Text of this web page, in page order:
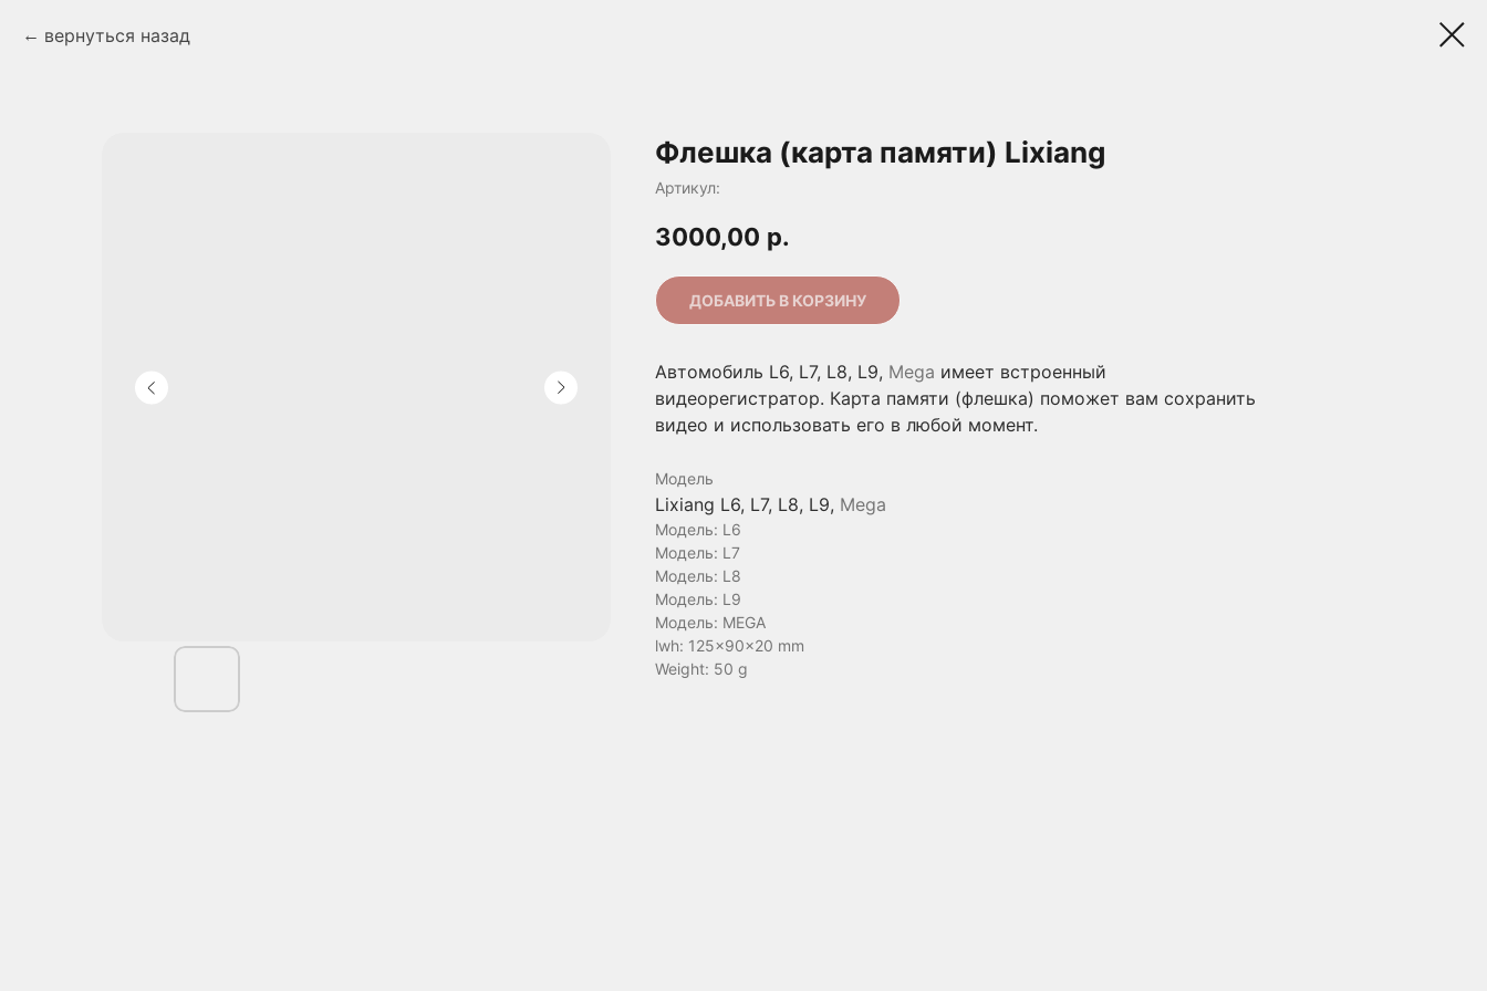
вернуться назад
Флешка (карта памяти) Lixiang
Артикул:
3000,00 р.
ДОБАВИТЬ В КОРЗИНУ
Автомобиль L6, L7, L8, L9, Mega имеет встроенный
видеорегистратор. Карта памяти (флешка) поможет вам сохранить
видео и использовать его в любой момент.
Модель
Lixiang L6, L7, L8, L9, Mega
Модель: L6
Модель: L7
Модель: L8
Модель: L9
Модель: MEGA
lwh: 125x90x20 mm
Weight: 50 g